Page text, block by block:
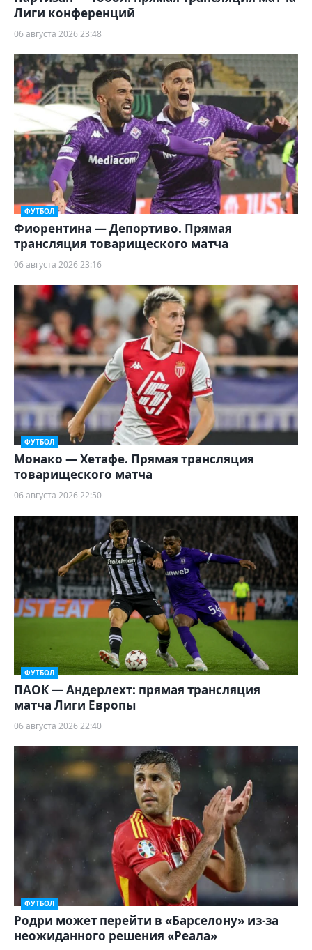
Лиги конференций
06 августа 2026 23:48
ФУТБОЛ
Фиорентина — Депортиво. Прямая
трансляция товарищеского матча
06 августа 2026 23:16
ФУТБОЛ
Монако — Хетафе. Прямая трансляция
товарищеского матча
06 августа 2026 22:50
ФУТБОЛ
ПАОК — Андерлехт: прямая трансляция
матча Лиги Европы
06 августа 2026 22:40
ФУТБОЛ
Родри может перейти в «Барселону» из-за
неожиданного решения «Реала»